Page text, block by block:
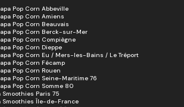
Pop Corn Abbeville
Pop Corn Amiens
Pop Corn Beauvais
Pop Corn Berck-sur-Mer
Pop Corn Compiègne
Pop Corn Dieppe
Pop Corn Eu / Mers-les-Bains / Le Tréport
Pop Corn Fécamp
Pop Corn Rouen
Pop Corn Seine-Maritime 76
Pop Corn Somme 80
Paris 75
Smoothies Île-de-France